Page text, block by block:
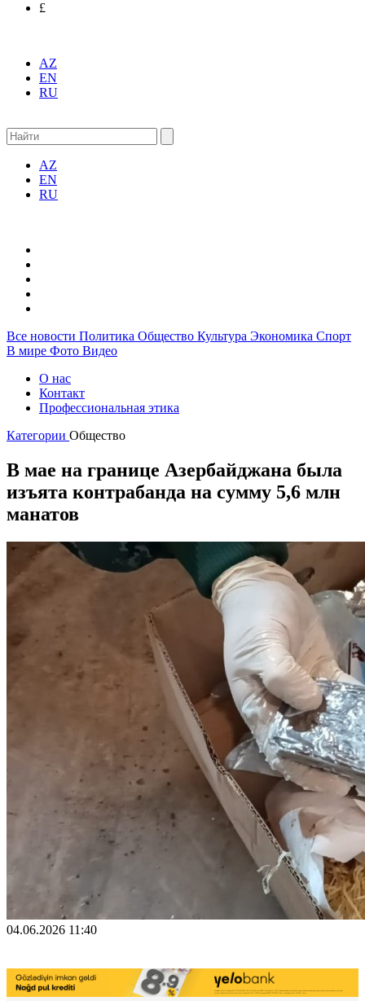
£
AZ
EN
RU
AZ
EN
RU
Все новости Политика Общество Культура Экономика Спорт
В мире Фото Видео
О нас
Контакт
Профессиональная этика
Категории Общество
В мае на границе Азербайджана была
изъята контрабанда на сумму 5,6 млн
манатов
04.06.2026 11:40